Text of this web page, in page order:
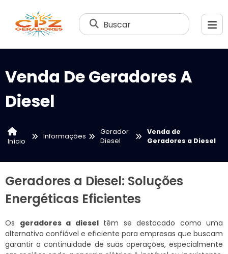
Buscar
Venda De Geradores A
Diesel
Início
Informações
Gerador
Diesel
Venda de
Geradores a Diesel
Geradores a Diesel: Soluções
Energéticas Eficientes
Os geradores a dieseltêm se destacado como uma
alternativa confiável e eficiente para empresas que buscam
garantir a continuidade de suas operações, especialmente